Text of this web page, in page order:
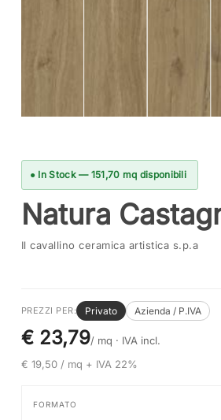
● In Stock — 151,70 mq disponibili
Natura
Il cavallino ceramica artistica s.p.a
PREZZI PER: Privato Azienda / P.IVA
€ 23,79/ mq · IVA incl.
€ 19,50 / mq + IVA 22%
FORMATO